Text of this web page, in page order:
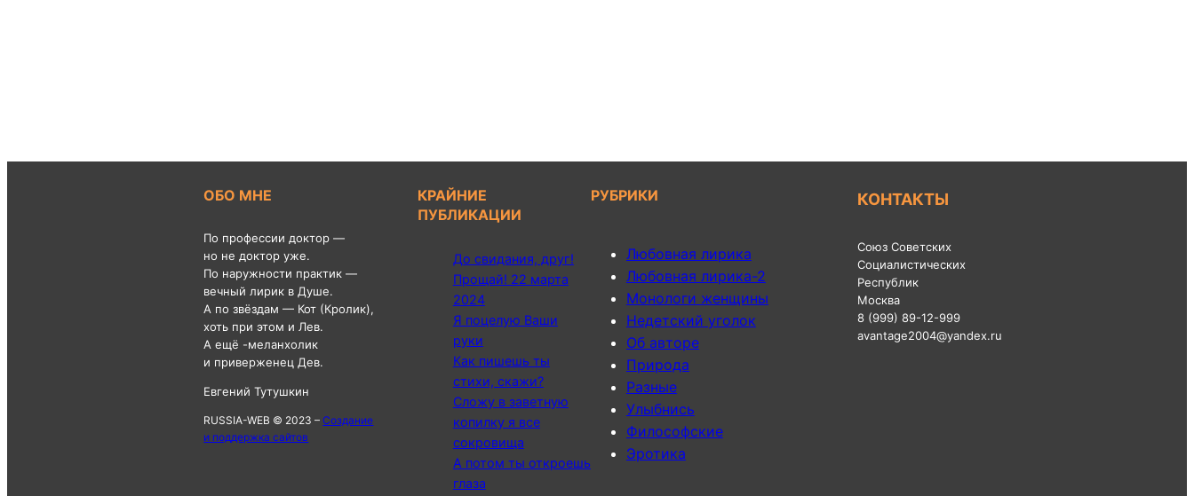
ОБО МНЕ
По профессии доктор —
но не доктор уже.
По наружности практик —
вечный лирик в Душе.
А по звёздам — Кот (Кролик),
хоть при этом и Лев.
А ещё -меланхолик
и приверженец Дев.
Евгений Тутушкин
RUSSIA-WEB © 2023 –Создание
и поддержка сайтов
КРАЙНИЕ
ПУБЛИКАЦИИ
До свидания, друг!
Прощай! 22 марта
2024
Я поцелую Ваши
руки
Как пишешь ты
стихи, скажи?
Сложу в заветную
копилку я все
сокровища
А потом ты откроешь
глаза
РУБРИКИ
Любовная лирика
Любовная лирика-2
Монологи женщины
Недетский уголок
Об авторе
Природа
Разные
Улыбнись
Философские
Эротика
КОНТАКТЫ
Союз Советских
Социалистических
Республик
Москва
8 (999) 89-12-999
avantage2004@yandex.ru